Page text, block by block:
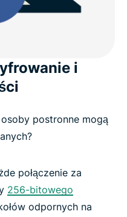
i
postronne mogą
połączenie za
256-bitowego
odpornych na